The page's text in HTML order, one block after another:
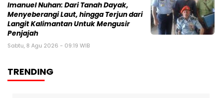
Imanuel Nuhan: Dari Tanah Dayak,
Menyeberangi Laut, hingga Terjun dari
Langit Kalimantan Untuk Mengusir
Penjajah
Sabtu, 8 Agu 2026 - 09:19 WIB
TRENDING